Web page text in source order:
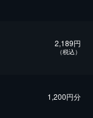
2,189円
（税込）
1,200円分